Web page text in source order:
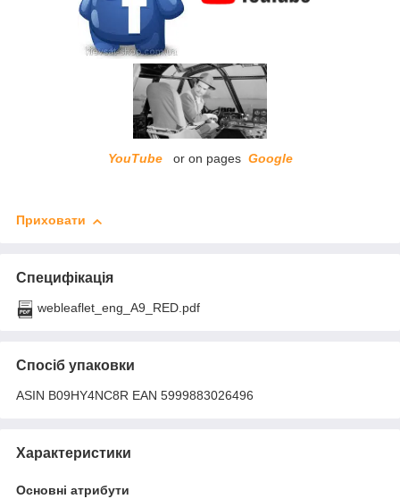
YouTube or on pages Google
Приховати
Специфікація
webleaflet_eng_A9_RED.pdf
Спосіб упаковки
ASIN B09HY4NC8R EAN 5999883026496
Характеристики
Основні атрибути